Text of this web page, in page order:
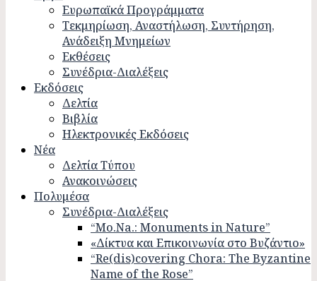
Ευρωπαϊκά Προγράμματα
Τεκμηρίωση, Αναστήλωση, Συντήρηση,
Ανάδειξη Μνημείων
Εκθέσεις
Συνέδρια-Διαλέξεις
Εκδόσεις
Δελτία
Βιβλία
Ηλεκτρονικές Εκδόσεις
Νέα
Δελτία Τύπου
Ανακοινώσεις
Πολυμέσα
Συνέδρια-Διαλέξεις
“Mo.Na.: Monuments in Nature”
«Δίκτυα και Επικοινωνία στο Βυζάντιο»
“Re(dis)covering Chora: The Byzantine
Name of the Rose”